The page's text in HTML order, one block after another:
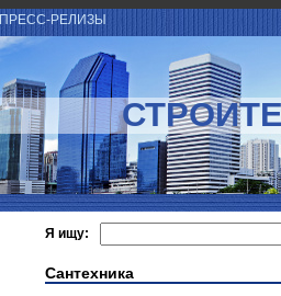
ПРЕСС-РЕЛИЗЫ
Я ищу:
Сантехника